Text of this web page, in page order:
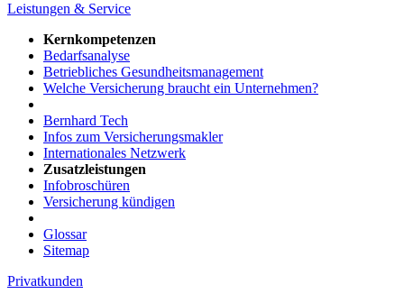
Leistungen & Service
Kernkompetenzen
Bedarfsanalyse
Betriebliches Gesundheitsmanagement
Welche Versicherung braucht ein Unternehmen?
Bernhard Tech
Infos zum Versicherungsmakler
Internationales Netzwerk
Zusatzleistungen
Infobroschüren
Versicherung kündigen
Glossar
Sitemap
Privatkunden